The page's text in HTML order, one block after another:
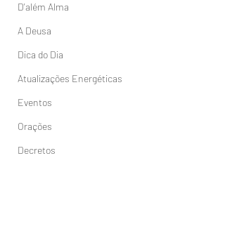
D'além Alma
A Deusa
Dica do Dia
Atualizações Energéticas
Eventos
Orações
Decretos